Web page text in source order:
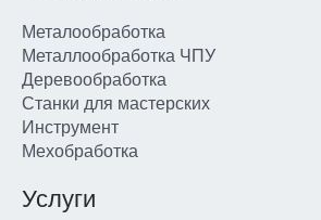
Металообработка
Металлообработка ЧПУ
Деревообработка
Станки для мастерских
Инструмент
Мехобработка
Услуги